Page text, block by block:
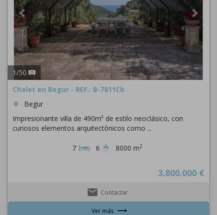
1/50
Chalet en Begur - REF.: B-7811Cb
room
Begur
Impresionante villa de 490m² de estilo neoclásico, con
curiosos elementos arquitectónicos como ...
7 6 8000 m2
3.800.000 €
email Contactar
Ver más trending_flat